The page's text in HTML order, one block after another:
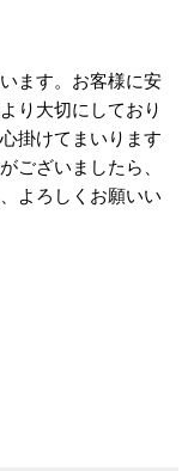
ます。お客様に安
り大切にしており
掛けてまいります
ございましたら、
よろしくお願いい